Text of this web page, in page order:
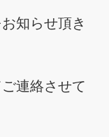
知らせ頂き
連絡させて